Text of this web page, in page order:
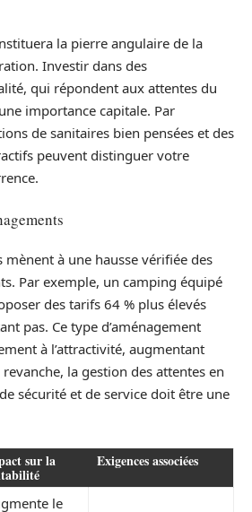
la pierre angulaire de la
Investir dans des
qui répondent aux attentes du
importance capitale. Par
de sanitaires bien pensées et des
peuvent distinguer votre
mènent à une hausse vérifiée des
Par exemple, un camping équipé
des tarifs 64 % plus élevés
pas. Ce type d’aménagement
à l’attractivité, augmentant
la gestion des attentes en
sécurité et de service doit être une
sur la Exigences associées
le